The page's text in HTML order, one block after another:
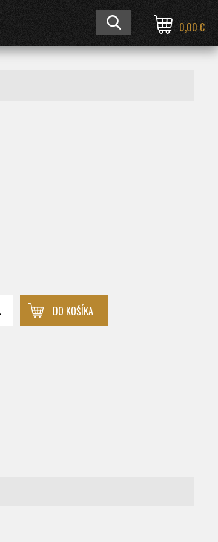
0,00 €
DO KOŠÍKA